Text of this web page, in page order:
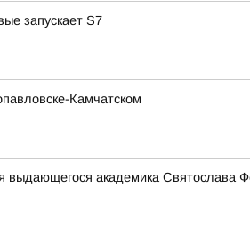
запускает S7
Камчатском
выдающегося академика